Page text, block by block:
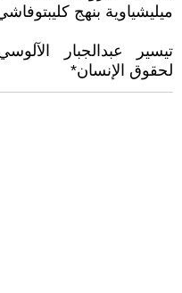
ميليشياوية بنهج
تيسير عبدالجبار
لحقوق الإنسان*